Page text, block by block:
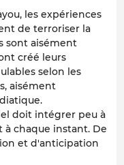
les expériences
de terroriser la
sont aisément
créé leurs
selon les
aisément
doit intégrer peu à
chaque instant. De
et d'anticipation